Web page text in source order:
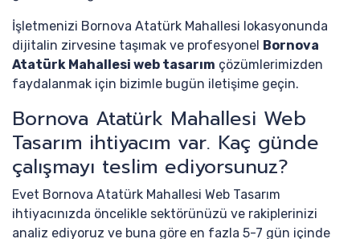
İşletmenizi Bornova Atatürk Mahallesi lokasyonunda
dijitalin zirvesine taşımak ve profesyonel Bornova
Atatürk Mahallesi web tasarım çözümlerimizden
faydalanmak için bizimle bugün iletişime geçin.
Bornova Atatürk Mahallesi Web
Tasarım ihtiyacım var. Kaç günde
çalışmayı teslim ediyorsunuz?
Evet Bornova Atatürk Mahallesi Web Tasarım
ihtiyacınızda öncelikle sektörünüzü ve rakiplerinizi
analiz ediyoruz ve buna göre en fazla 5-7 gün içinde